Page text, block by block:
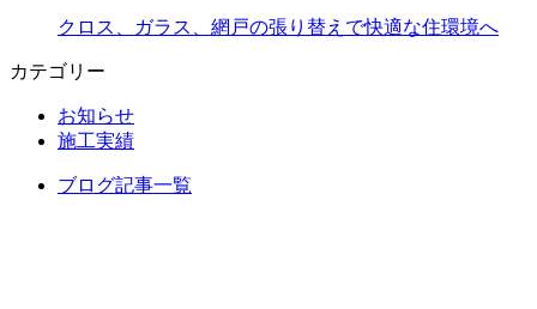
クロス、ガラス、網戸の張り替えで快適な住環境へ
カテゴリー
お知らせ
施工実績
ブログ記事一覧